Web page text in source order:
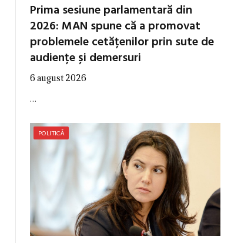
Prima sesiune parlamentară din
2026: MAN spune că a promovat
problemele cetățenilor prin sute de
audiențe și demersuri
6 august 2026
…
POLITICĂ